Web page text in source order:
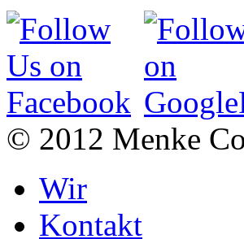
© 2012 Menke
Wir
Kontakt